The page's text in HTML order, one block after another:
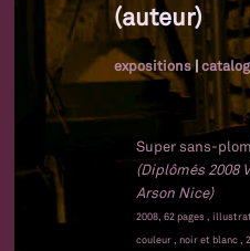
(auteur)
expositions|
Super sans-
(Diplômés 2008
Arson Nice)
2008, 62 pages ,
couleur , noir et blanc ,